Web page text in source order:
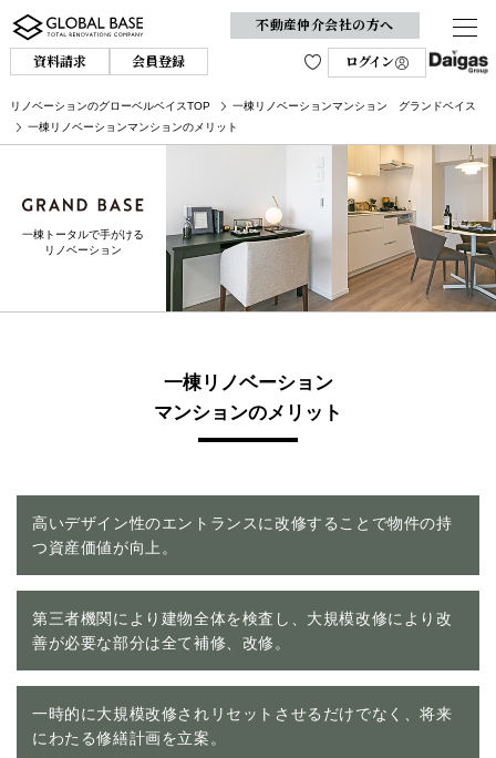
不動産仲介会社の方へ
資料請求
会員登録 ログイン
リノベーションのグローベルベイスTOP
一棟リノベーションマンション グランドベイス
一棟リノベーションマンションのメリット
一棟トータルで手がける
リノベーション
一棟リノベーション
マンションのメリット
高いデザイン性のエントランスに改修することで物件の持
つ資産価値が向上。
第三者機関により建物全体を検査し、大規模改修により改
善が必要な部分は全て補修、改修。
一時的に大規模改修されリセットさせるだけでなく、将来
にわたる修繕計画を立案。